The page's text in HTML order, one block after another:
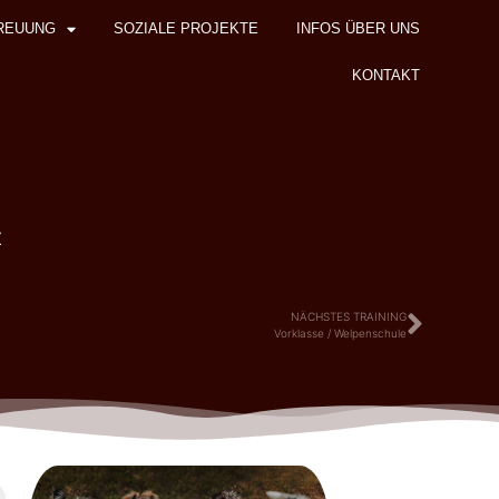
SOZIALE PROJEKTE INFOS ÜBER UNS
KONTAKT
NÄCHSTES TRAINING
Vorklasse / Welpenschule